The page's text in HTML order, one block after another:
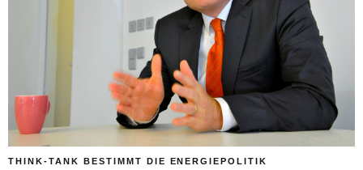
THINK-TANK BESTIMMT DIE ENERGIEPOLITIK